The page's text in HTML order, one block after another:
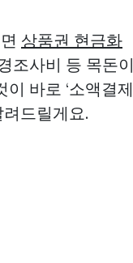
상품권 현금화
조사비 등 목돈이
바로 ‘소액결제
드릴게요.